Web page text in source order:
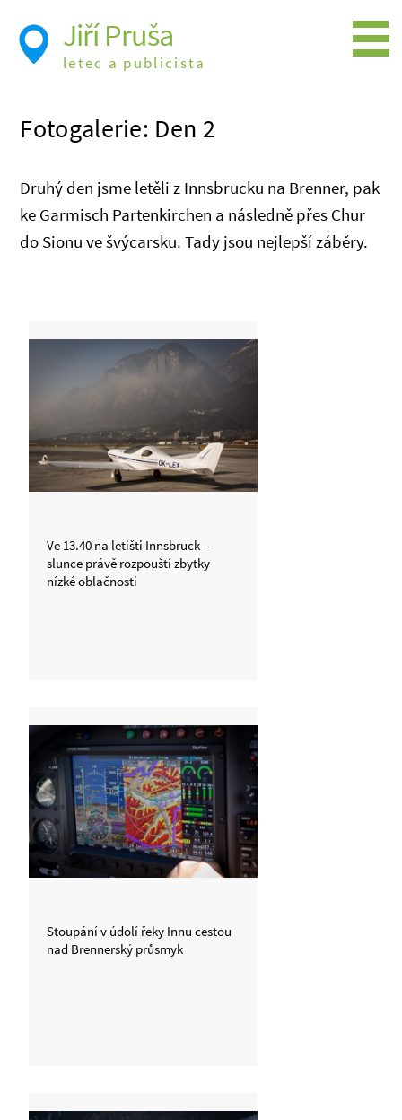
Fotogalerie: Den 2
Druhý den jsme letěli z Innsbrucku na Brenner, pak
ke Garmisch Partenkirchen a následně přes Chur
do Sionu ve švýcarsku. Tady jsou nejlepší záběry.
Ve 13.40 na letišti Innsbruck –
slunce právě rozpouští zbytky
nízké oblačnosti
Stoupání v údolí řeky Innu cestou
nad Brennerský průsmyk
Jiří Pruša
letec a publicista
Foto
Videa
Expedice
Moje knížky
Trasy cest
Létání a historie